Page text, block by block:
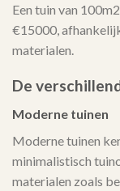
Een tuin van
€15000,
materialen.
De
Moderne tuinen
Moderne tuinen
minimalistisch
materialen zoals